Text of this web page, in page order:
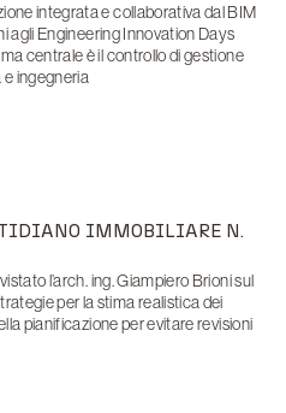
integrata e collaborativa dal BIM
agli Engineering Innovation Days
centrale è il controllo di gestione
ingegneria
IMMOBILIARE N.
l’arch. ing. Giampiero Brioni sul
per la stima realistica dei
pianificazione per evitare revisioni